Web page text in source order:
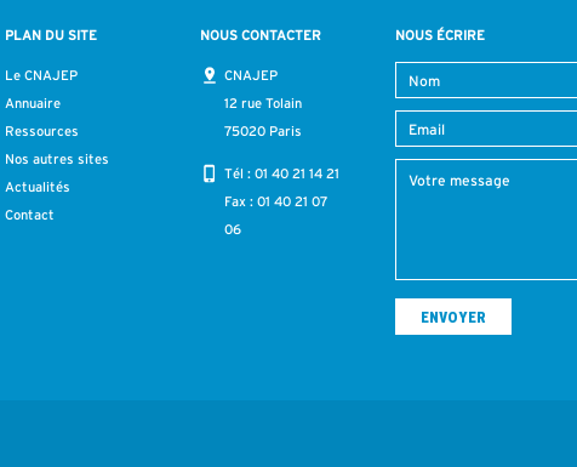
PLAN DU SITE
Le CNAJEP
Annuaire
Ressources
Nos autres sites
Actualités
Contact
NOUS CONTACTER
CNAJEP
12 rue Tolain
75020 Paris
Tél : 01 40 21 14 21
Fax : 01 40 21 07
06
NOUS ÉCRIRE